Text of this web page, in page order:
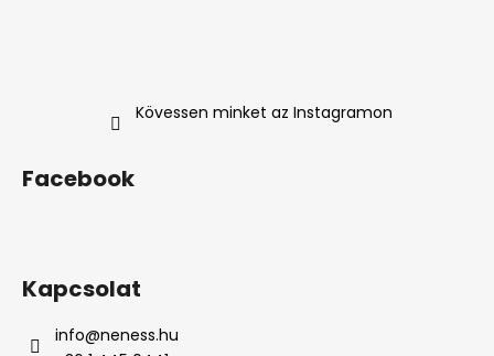
Kövessen minket az Instagramon
Facebook
Kapcsolat
info@neness.hu